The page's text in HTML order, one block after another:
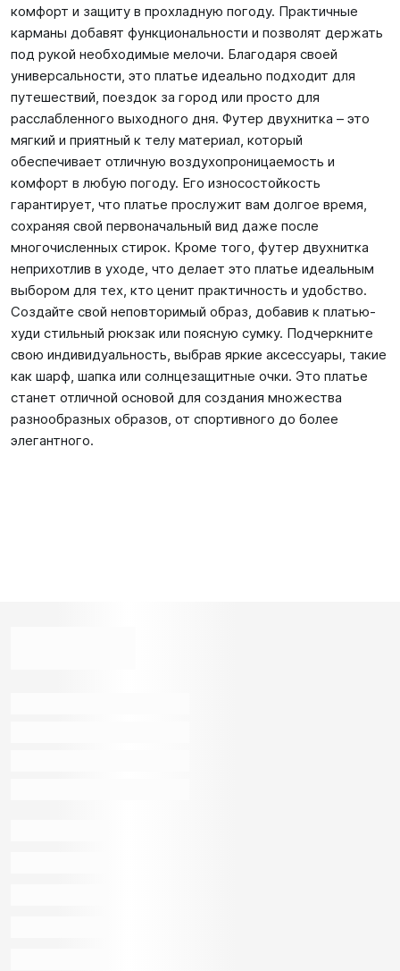
комфорт и защиту в прохладную погоду. Практичные
карманы добавят функциональности и позволят держать
под рукой необходимые мелочи. Благодаря своей
универсальности, это платье идеально подходит для
путешествий, поездок за город или просто для
расслабленного выходного дня. Футер двухнитка – это
мягкий и приятный к телу материал, который
обеспечивает отличную воздухопроницаемость и
комфорт в любую погоду. Его износостойкость
гарантирует, что платье прослужит вам долгое время,
сохраняя свой первоначальный вид даже после
многочисленных стирок. Кроме того, футер двухнитка
неприхотлив в уходе, что делает это платье идеальным
выбором для тех, кто ценит практичность и удобство.
Создайте свой неповторимый образ, добавив к платью-
худи стильный рюкзак или поясную сумку. Подчеркните
свою индивидуальность, выбрав яркие аксессуары, такие
как шарф, шапка или солнцезащитные очки. Это платье
станет отличной основой для создания множества
разнообразных образов, от спортивного до более
элегантного.